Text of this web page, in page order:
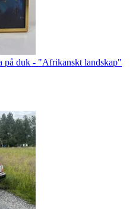
duk - "Afrikanskt landskap"